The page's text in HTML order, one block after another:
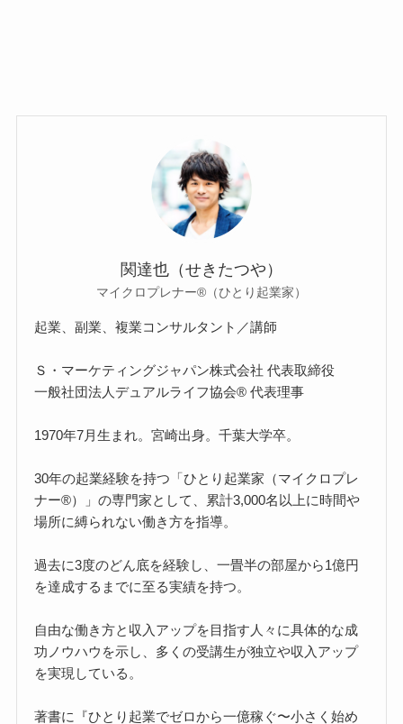
関達也（せきたつや）
マイクロプレナー®（ひとり起業家）
起業、副業、複業コンサルタント／講師
Ｓ・マーケティングジャパン株式会社 代表取締役
一般社団法人デュアルライフ協会® 代表理事
1970年7月生まれ。宮崎出身。千葉大学卒。
30年の起業経験を持つ「ひとり起業家（マイクロプレ
ナー®）」の専門家として、累計3,000名以上に時間や
場所に縛られない働き方を指導。
過去に3度のどん底を経験し、一畳半の部屋から1億円
を達成するまでに至る実績を持つ。
自由な働き方と収入アップを目指す人々に具体的な成
功ノウハウを示し、多くの受講生が独立や収入アップ
を実現している。
著書に『ひとり起業でゼロから一億稼ぐ〜小さく始め